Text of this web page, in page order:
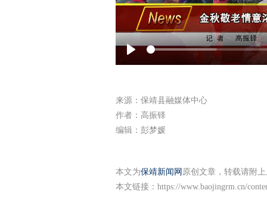
Play
来源：保靖县融媒体中心
作者：高振铎
编辑：彭梦媛
本文为保靖新闻网 原创文章，转载请附
本文链接： https://www.baojingrm.cn/